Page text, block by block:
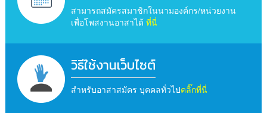
สามารถสมัครสมาชิกในนามองค์กร/หน่วยงาน
เพื่อโพสงานอาสาได้ ที่นี่
วิธีใช้งานเว็บไซต์
สำหรับอาสาสมัคร บุคคลทั่วไปคลิ๊กที่นี่